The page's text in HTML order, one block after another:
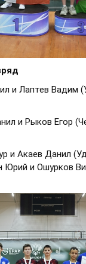
и Лаптев Вадим
и Рыков Егор
и Акаев Данил
Юрий и Ошурков